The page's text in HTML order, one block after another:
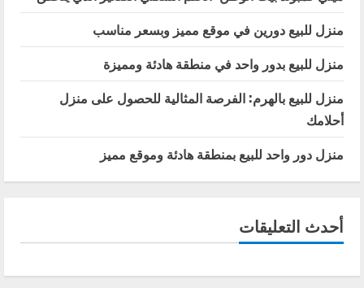
منزل للبيع دورين في موقع مميز وبسعر مناسب
منزل للبيع بدور واحد في منطقة هادئة ومميزة
منزل للبيع بالهرم: الفرصة المثالية للحصول على منزل
أحلامك
منزل دور واحد للبيع بمنطقة هادئة وموقع مميز
أحدث التعليقات